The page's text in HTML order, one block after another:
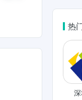
热